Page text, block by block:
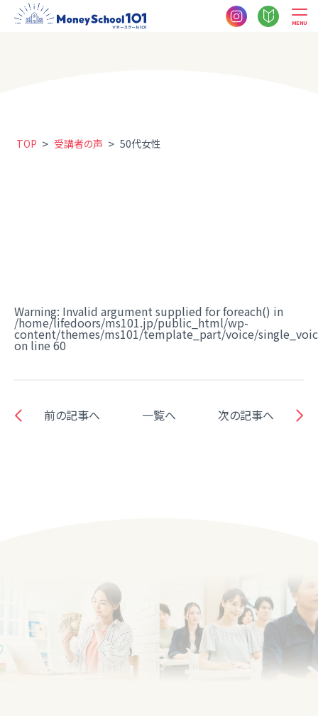
MENU
TOP > 受講者の声 > 50代女性
Warning: Invalid argument supplied for foreach() in
/home/lifedoors/ms101.jp/public_html/wp-
content/themes/ms101/template_part/voice/
on line 60
前の記事へ 一覧へ 次の記事へ